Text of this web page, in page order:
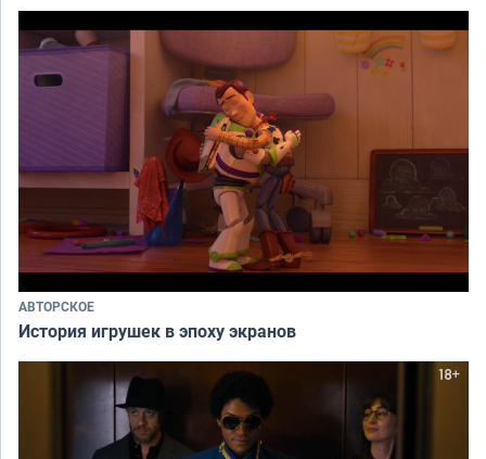
АВТОРСКОЕ
История игрушек в эпоху экранов